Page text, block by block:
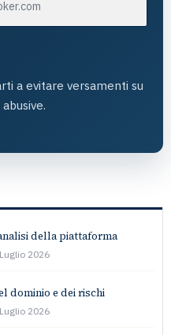
a evitare versamenti su
della piattaforma
2026
dominio e dei rischi
2026